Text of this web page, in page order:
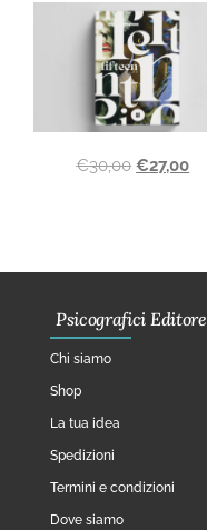
€30,00 €27,00
Psicografici Editore
Chi siamo
Shop
La tua idea
Spedizioni
Termini e condizioni
Dove siamo